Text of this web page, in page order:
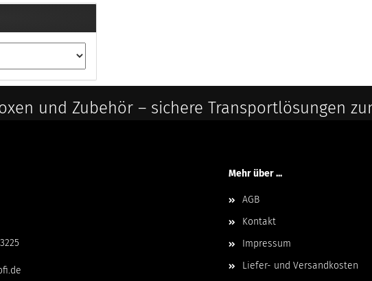
und Zubehör – sichere Transportlösungen
Mehr über ...
AGB
Kontakt
Impressum
Liefer- und Versandkosten